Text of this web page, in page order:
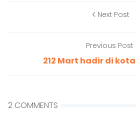
Next Post
Previous Post
212 Mart hadir di
2 COMMENTS